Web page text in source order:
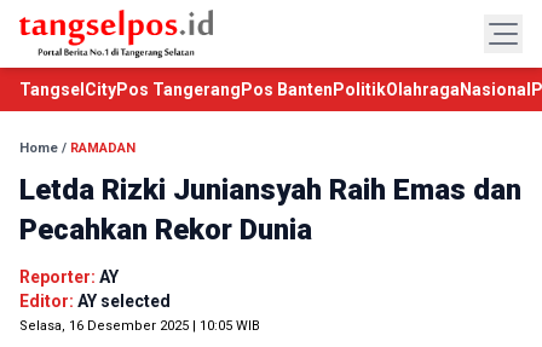
TangselCityPos Tangerang Pos Banten PolitikOlahraga Nasional
Home / RAMADAN
Letda Rizki Juniansyah Raih Emas dan
Pecahkan Rekor Dunia
Reporter: AY
Editor: AY selected
Selasa, 16 Desember 2025 | 10:05 WIB